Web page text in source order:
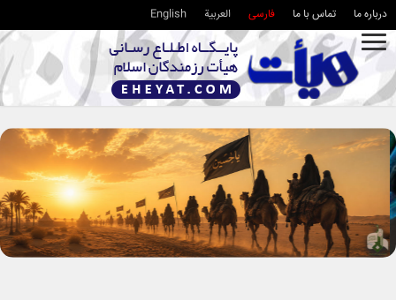
درباره ما تماس با ما فارسی العربية English